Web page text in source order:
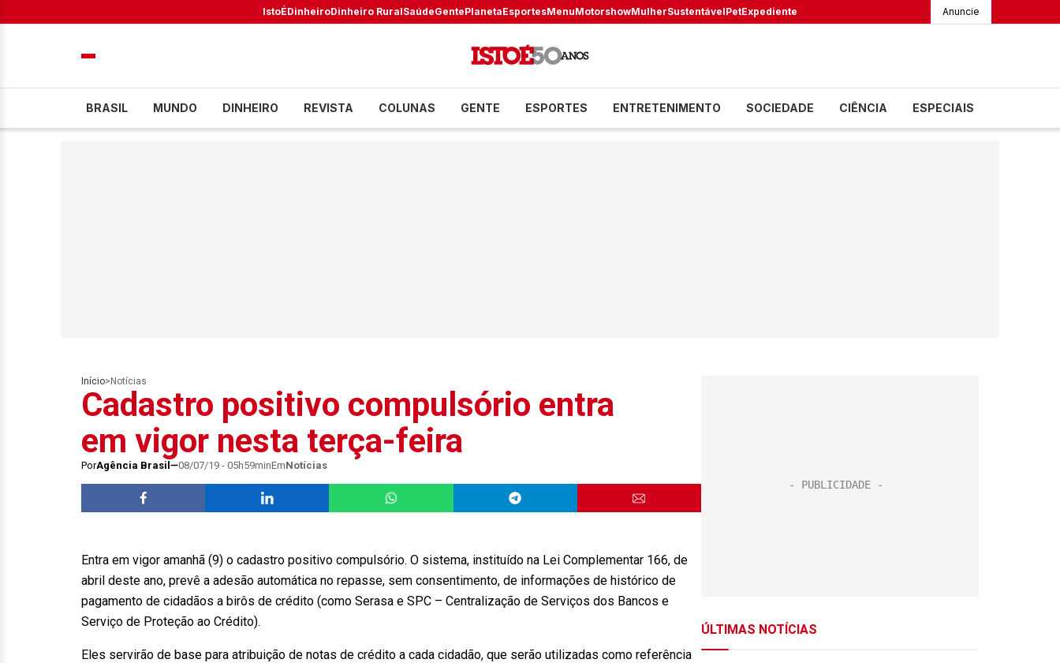
IstoÉDinheiroDinheiro RuralSaúdeGentePlanetaEsportesMenuMotorshowMulherSustentávelPetExpediente Anuncie
BRASIL MUNDO DINHEIRO REVISTA COLUNAS GENTE ESPORTES ENTRETENIMENTO SOCIEDADE CIÊNCIA ESPECIAIS
Início> Notícias
Cadastro positivo compulsório entra
em vigor nesta terça-feira
PorAgência Brasil 08/07/19 - 05h59minEmNotícias
Entra em vigor amanhã (9) o cadastro positivo compulsório. O sistema, instituído na Lei Complementar 166, de
abril deste ano, prevê a adesão automática no repasse, sem consentimento, de informações de histórico de
pagamento de cidadãos a birôs de crédito (como Serasa e SPC – Centralização de Serviços dos Bancos e
Serviço de Proteção ao Crédito).
Eles servirão de base para atribuição de notas de crédito a cada cidadão, que serão utilizadas como referência